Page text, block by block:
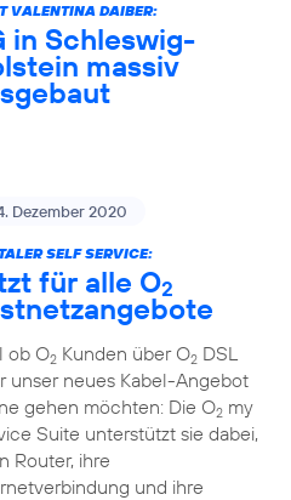
VALENTINA DAIBER:
in Schleswig-
massiv
Dezember 2020
SELF SERVICE:
für alle O2
ob O2Kunden über O2DSL
unser neues Kabel-Angebot
gehen möchten: Die O2my
Suite unterstützt sie dabei,
Router, ihre
und ihre